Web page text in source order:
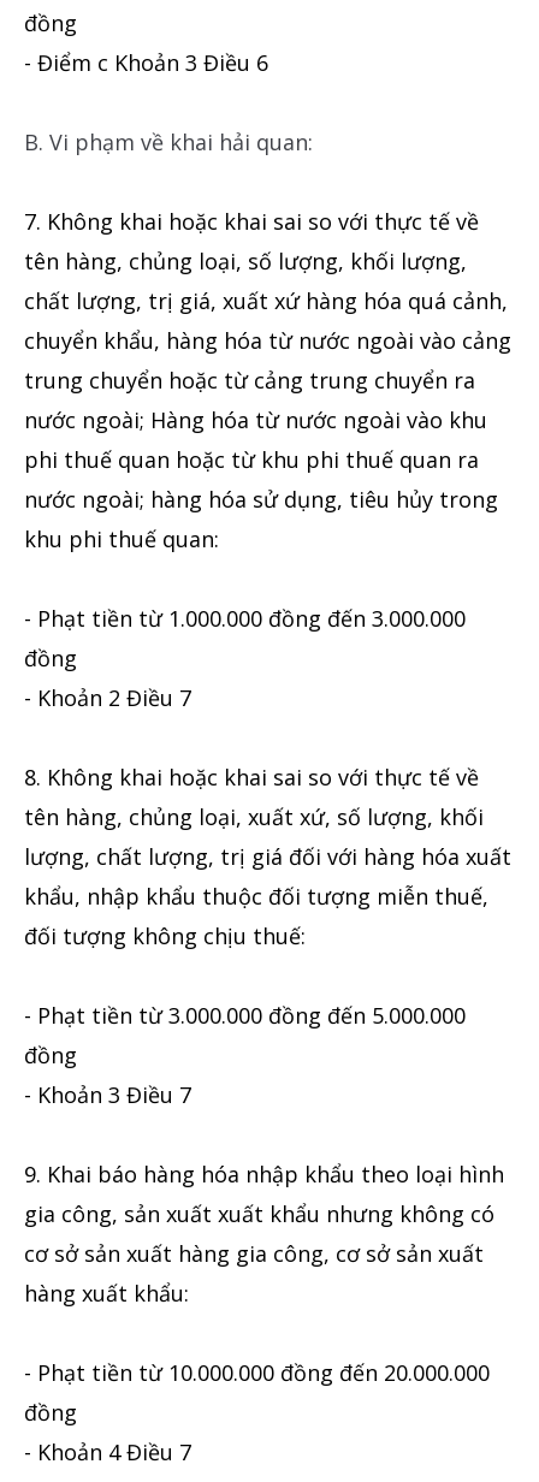
đồng
- Điểm c Khoản 3 Điều 6
B. Vi phạm về khai hải quan:
7. Không khai hoặc khai sai so với thực tế về
tên hàng, chủng loại, số lượng, khối lượng,
chất lượng, trị giá, xuất xứ hàng hóa quá cảnh,
chuyển khẩu, hàng hóa từ nước ngoài vào cảng
trung chuyển hoặc từ cảng trung chuyển ra
nước ngoài; Hàng hóa từ nước ngoài vào khu
phi thuế quan hoặc từ khu phi thuế quan ra
nước ngoài; hàng hóa sử dụng, tiêu hủy trong
khu phi thuế quan:
- Phạt tiền từ 1.000.000 đồng đến 3.000.000
đồng
- Khoản 2 Điều 7
8. Không khai hoặc khai sai so với thực tế về
tên hàng, chủng loại, xuất xứ, số lượng, khối
lượng, chất lượng, trị giá đối với hàng hóa xuất
khẩu, nhập khẩu thuộc đối tượng miễn thuế,
đối tượng không chịu thuế:
- Phạt tiền từ 3.000.000 đồng đến 5.000.000
đồng
- Khoản 3 Điều 7
9. Khai báo hàng hóa nhập khẩu theo loại hình
gia công, sản xuất xuất khẩu nhưng không có
cơ sở sản xuất hàng gia công, cơ sở sản xuất
hàng xuất khẩu:
- Phạt tiền từ 10.000.000 đồng đến 20.000.000
đồng
- Khoản 4 Điều 7